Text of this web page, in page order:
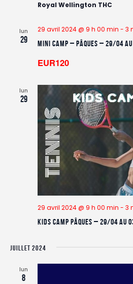
Royal Wellington THC
lun
29 Mini Camp – Pâques – 29/04
29 avril 2024 @ 9 h 00 min - 3
EUR120
lun
29
Kids Camp Pâques – 29/04 au
29 avril 2024 @ 9 h 00 min - 3
JUILLET 2024
lun
8